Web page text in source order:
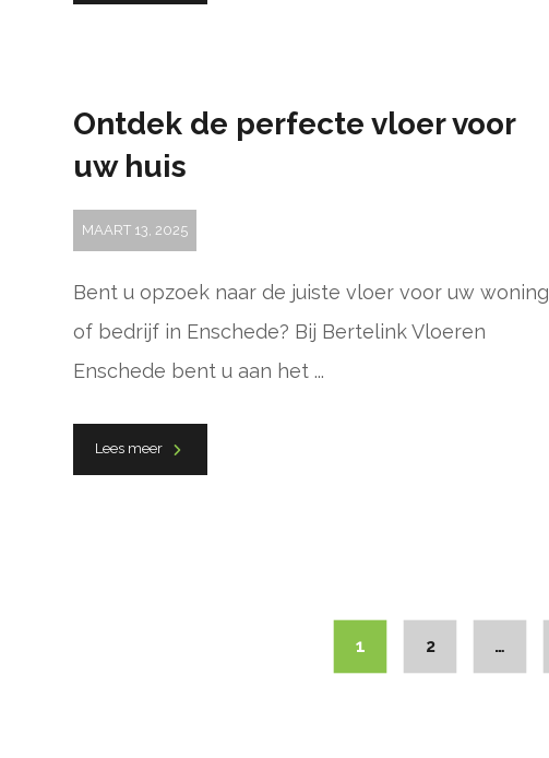
Ontdek de perfecte vloer voor
uw huis
MAART 13, 2025
Bent u opzoek naar de juiste vloer voor uw woning
of bedrijf in Enschede? Bij Bertelink Vloeren
Enschede bent u aan het ...
Lees meer
1 2 …